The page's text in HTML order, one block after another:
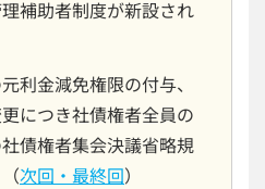
補助者制度が新設され
利金減免権限の付与、
につき社債権者全員の
債権者集会決議省略規
次回・最終回）